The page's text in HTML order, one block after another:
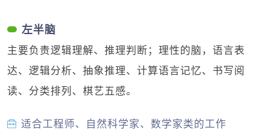
左半脑
主要负责逻辑理解、推理判断；理性的脑，语言表
达、逻辑分析、抽象推理、计算语言记忆、书写阅
读、分类排列、棋艺五感。
适合工程师、自然科学家、数学家类的工作